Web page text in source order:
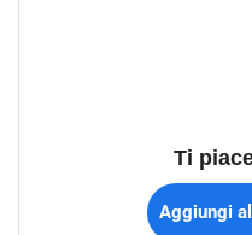
Ti
Aggiungi